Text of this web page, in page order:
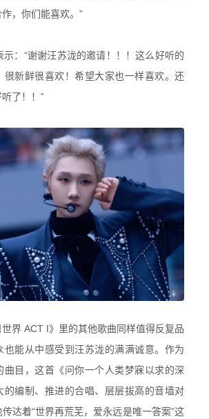
，你们能喜欢。 ”
示：“谢谢汪苏泷的邀请！！！这么好听的
很新鲜很喜欢！希望大家也一样喜欢。还
了！！ ”
世界 ACT I》里的其他歌曲同样值得反复品
也能从中感受到汪苏泷的满满诚意。作为
曲目，这首 《问你一个人类梦寐以求的深
的编制、推进的合唱、层层拔高的音墙对
达着“世界再荒芜，爱永远是唯一答案”这